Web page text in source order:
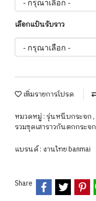
เลือกแป้นรับราว
เพิ่มรายการโปรด
หมวดหมู่ : รุ่นหนีบกระจก,
รวมชุดเสาราวกันตกกระจก
แบรนด์ : งานไทย banmai
Share